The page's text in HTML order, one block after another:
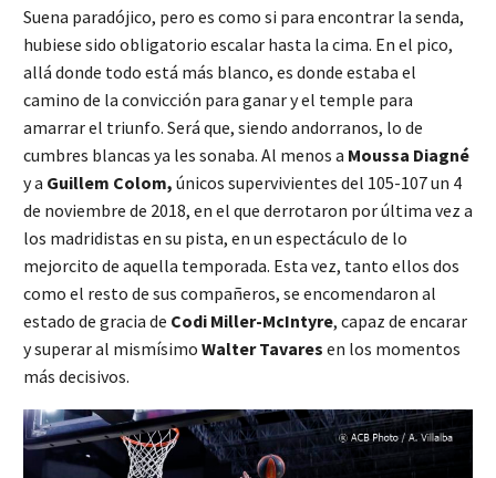
Suena paradójico, pero es como si para encontrar la senda,
hubiese sido obligatorio escalar hasta la cima. En el pico,
allá donde todo está más blanco, es donde estaba el
camino de la convicción para ganar y el temple para
amarrar el triunfo. Será que, siendo andorranos, lo de
cumbres blancas ya les sonaba. Al menos a Moussa Diagné
y a Guillem Colom, únicos supervivientes del 105-107 un 4
de noviembre de 2018, en el que derrotaron por última vez a
los madridistas en su pista, en un espectáculo de lo
mejorcito de aquella temporada. Esta vez, tanto ellos dos
como el resto de sus compañeros, se encomendaron al
estado de gracia de Codi Miller-McIntyre, capaz de encarar
y superar al mismísimo Walter Tavares en los momentos
más decisivos.